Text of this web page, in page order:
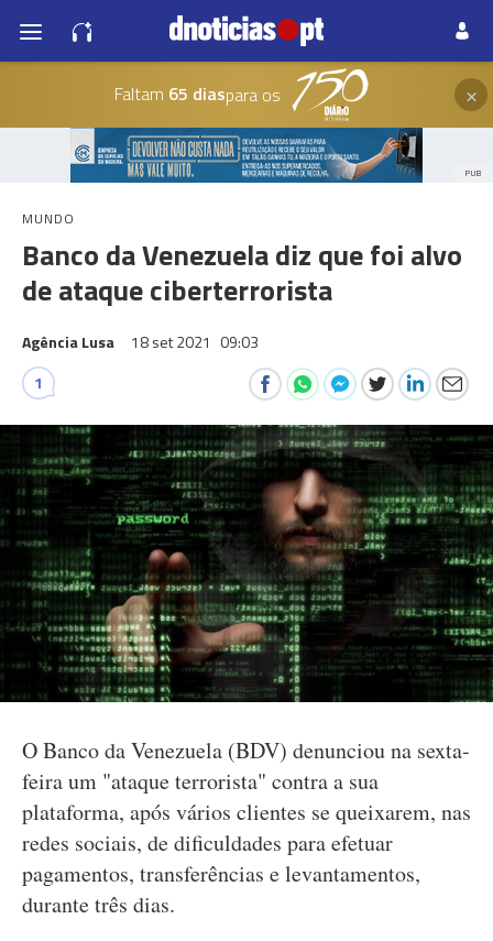
Faltam 65 diaspara os ×
PUB
MUNDO
Banco da Venezuela diz que foi alvo
de ataque ciberterrorista
Agência Lusa 18 set 2021 09:03
1
O Banco da Venezuela (BDV) denunciou na sexta-
feira um "ataque terrorista" contra a sua
plataforma, após vários clientes se queixarem, nas
redes sociais, de dificuldades para efetuar
pagamentos, transferências e levantamentos,
durante três dias.